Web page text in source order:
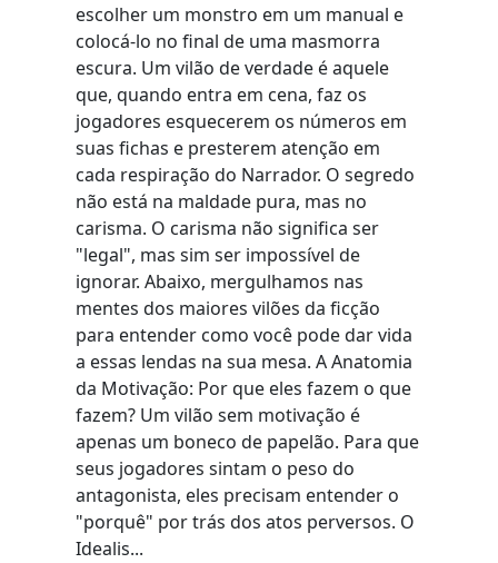
escolher um monstro em um manual e
colocá-lo no final de uma masmorra
escura. Um vilão de verdade é aquele
que, quando entra em cena, faz os
jogadores esquecerem os números em
suas fichas e presterem atenção em
cada respiração do Narrador. O segredo
não está na maldade pura, mas no
carisma. O carisma não significa ser
"legal", mas sim ser impossível de
ignorar. Abaixo, mergulhamos nas
mentes dos maiores vilões da ficção
para entender como você pode dar vida
a essas lendas na sua mesa. A Anatomia
da Motivação: Por que eles fazem o que
fazem? Um vilão sem motivação é
apenas um boneco de papelão. Para que
seus jogadores sintam o peso do
antagonista, eles precisam entender o
"porquê" por trás dos atos perversos. O
Idealis...